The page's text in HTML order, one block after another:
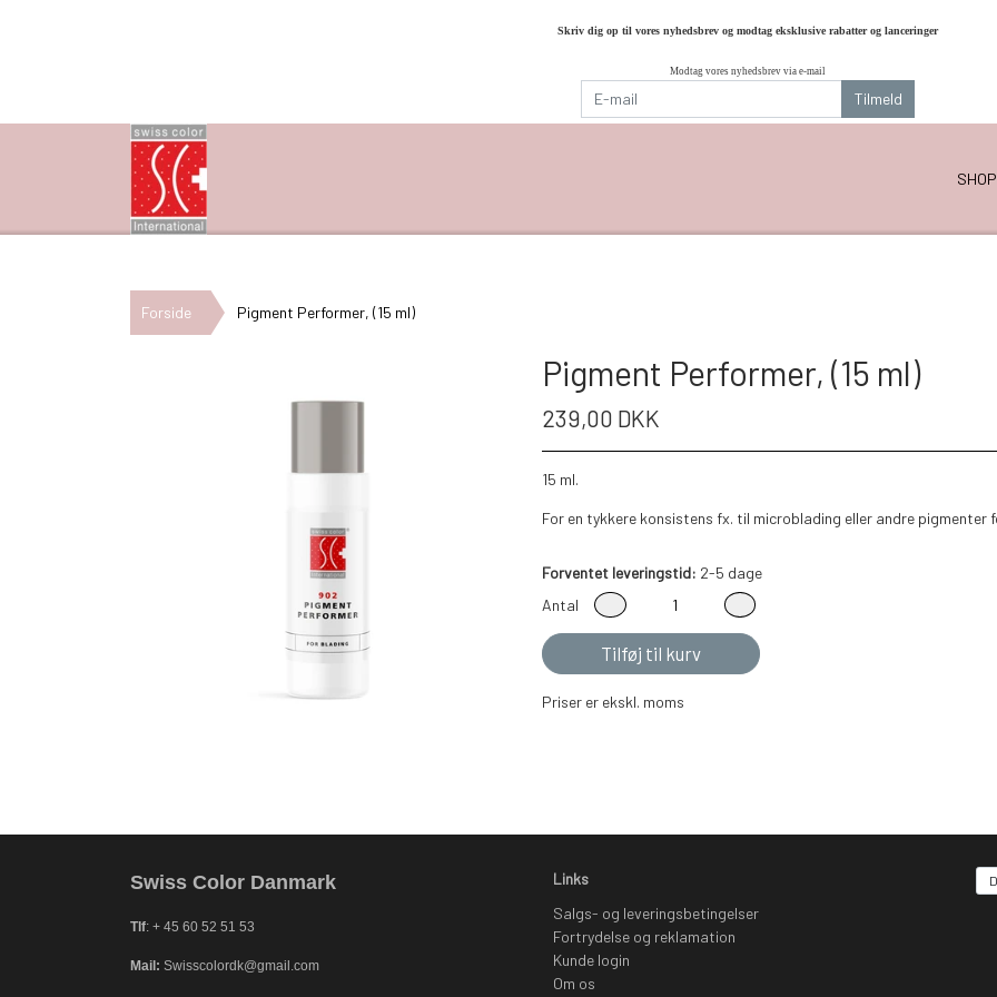
Skriv dig op til vores nyhedsbrev og modtag eksklusive rabatter og lanceringer
Modtag vores nyhedsbrev via e-mail
Tilmeld
SHOP
Forside Pigment Performer, (15 ml)
Pigment Performer, (15 ml)
239,00 DKK
15 ml.
For en tykkere konsistens fx. til microblading eller andre
Forventet leveringstid: 2-5 dage
Antal
Tilføj til kurv
Priser er ekskl. moms
Swiss Color Danmark
Tlf: + 45 60 52 51 53
Mail: Swisscolordk@gmail.com
Links
Salgs- og leveringsbetingelser
Fortrydelse og reklamation
Kunde login
Om os